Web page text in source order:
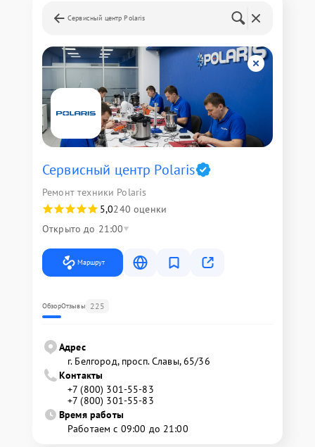
Сервисный центр Polaris
Сервисный центр Polaris
Ремонт техники Polaris
5,0240 оценки
Открыто до 21:00
Маршрут
ОбзорОтзывы 225
Адрес
г. Белгород, просп. Славы, 65/36
Контакты
+7 (800) 301-55-83
+7 (800) 301-55-83
Время работы
Работаем с 09:00 до 21:00